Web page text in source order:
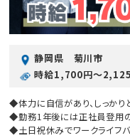
静岡県 菊川市
時給1,700円〜
◆体力に自信があり、しっかり
◆勤務1年後には正社員登用の
◆土日祝休みでワークライフ